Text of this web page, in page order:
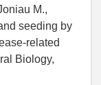
M.,
seeding by
related
Biology,